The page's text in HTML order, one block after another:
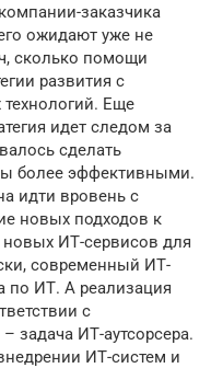
заказчика
ожидают уже не
сколько помощи
развития с
Еще
идет следом за
сделать
более эффективными.
идти вровень с
новых подходов к
новых ИТ-сервисов для
современный ИТ-
по ИТ. А реализация
с
задача ИТ-аутсорсера.
ИТ-систем и